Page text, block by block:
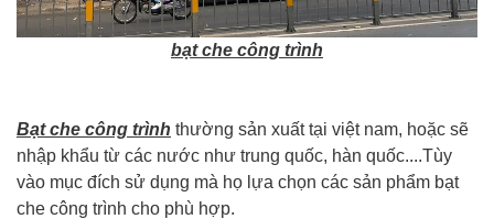
bạt che công trình
Bạt che công trình thường sản xuất tại việt nam, hoặc sẽ
nhập khẩu từ các nước như trung quốc, hàn quốc....Tùy
vào mục đích sử dụng mà họ lựa chọn các sản phẩm bạt
che công trình cho phù hợp.